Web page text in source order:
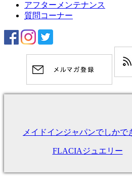
アフターメンテナンス
質問コーナー
メイドインジャパンでしかで
FLACIAジュエリー